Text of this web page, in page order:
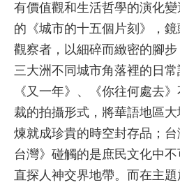
有價值觀和生活哲學的演化
的《城市的十五個片刻》，
觀察者，以細碎而緻密的腳
三大洲不同城市角落裡的日常
《又一年》、《你往何處去
裁的拍攝形式，將華語地區大
煉就成珍貴的時空封存品；
台灣》碰觸的是庶民文化中不
直探人神交界地帶。而在主